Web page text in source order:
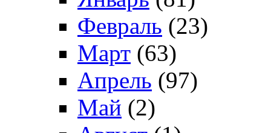
Февраль (23)
Март (63)
Апрель (97)
Май (2)